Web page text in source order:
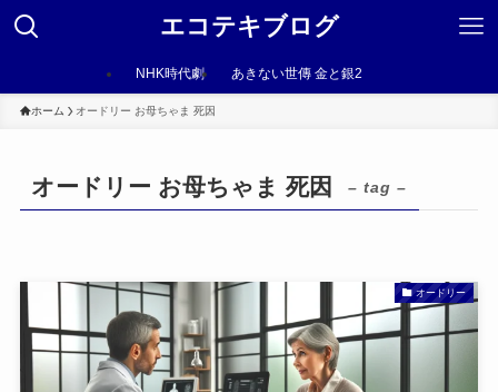
エコテキブログ
NHK時代劇 あきない世傳 金と銀2
ホーム オードリー お母ちゃま 死因
オードリー お母ちゃま 死因 – tag –
オードリー